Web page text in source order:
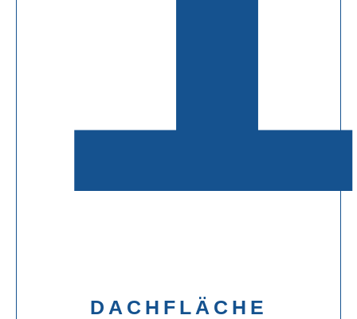
DACHFLÄCHE